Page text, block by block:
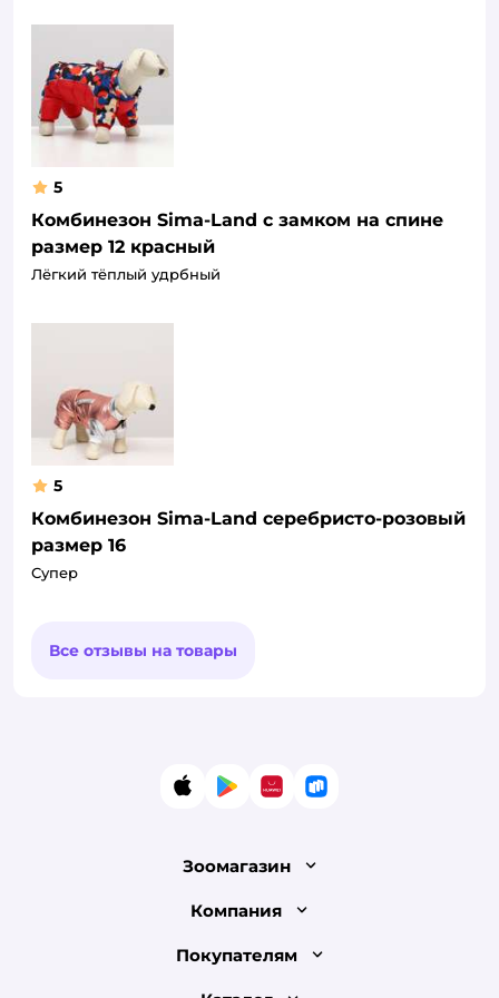
5
Комбинезон Sima-Land с замком на спине
размер 12 красный
Лёгкий тёплый удрбный
5
Комбинезон Sima-Land серебристо-розовый
размер 16
Супер
Все отзывы на товары
App StoreGoogle Play
AppGallery
RuStore
Зоомагазин
Лицензия
Доставка и оплата
Компания
О компании
Покупателям
Бонусные карты